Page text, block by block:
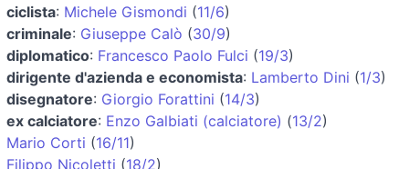
ciclista: Michele Gismondi (11/6)
criminale: Giuseppe Calò (30/9)
diplomatico: Francesco Paolo Fulci (19/3)
dirigente d'azienda e economista: Lamberto Dini (1/3)
disegnatore: Giorgio Forattini (14/3)
ex calciatore: Enzo Galbiati (calciatore) (13/2)
Mario Corti (16/11)
Filippo Nicoletti (18/2)